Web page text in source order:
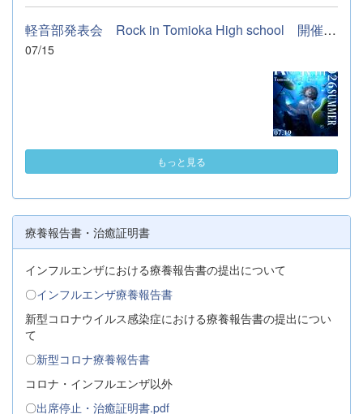
軽音部発表会 Rock in Tomioka High school 開催します
07/15
もっと見る
療養報告書・治癒証明書
インフルエンザにおける療養報告書の提出について
〇インフルエンザ療養報告書
新型コロナウイルス感染症における療養報告書の提出につい
て
〇新型コロナ療養報告書
コロナ・インフルエンザ以外
〇出席停止・治癒証明書.pdf